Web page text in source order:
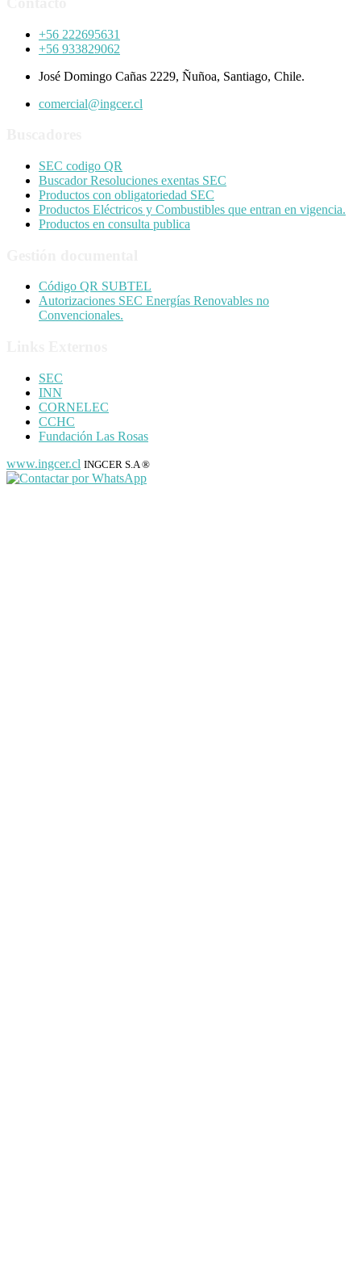
+56 222695631
+56 933829062
José Domingo Cañas 2229, Ñuñoa, Santiago, Chile.
comercial@ingcer.cl
SEC codigo QR
Buscador Resoluciones exentas SEC
Productos con obligatoriedad SEC
Productos Eléctricos y Combustibles que entran en vigencia.
Productos en consulta publica
Código QR SUBTEL
Autorizaciones SEC Energías Renovables no
Convencionales.
SEC
INN
CORNELEC
CCHC
Fundación Las Rosas
www.ingcer.cl INGCER S.A ®